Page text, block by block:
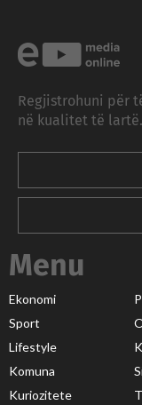
Regjistrohuni për
në kualitet të lartë.
Menu
Ekonomi
Sport
Lifestyle
Komuna
Kuriozitete